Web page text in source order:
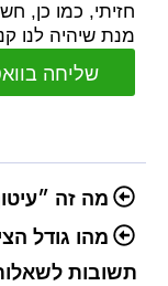
שליחה
חזיתי, כמו כן,
מנת שיהיה לנו
מה זה
מהו גודל
תשובות